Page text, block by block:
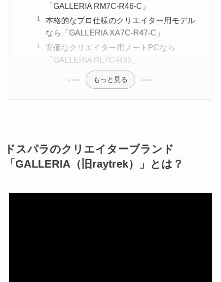
「GALLERIA RM7C-R46-C」
本格的なプロ仕様のクリエイター用モデル
なら「GALLERIA XA7C-R47-C」
安価なクリエイター用ノートPCなら
「GALLERIA RL7C-R35」
もっと見る
ドスパラのクリエイターブランド
「GALLERIA（旧raytrek）」とは？